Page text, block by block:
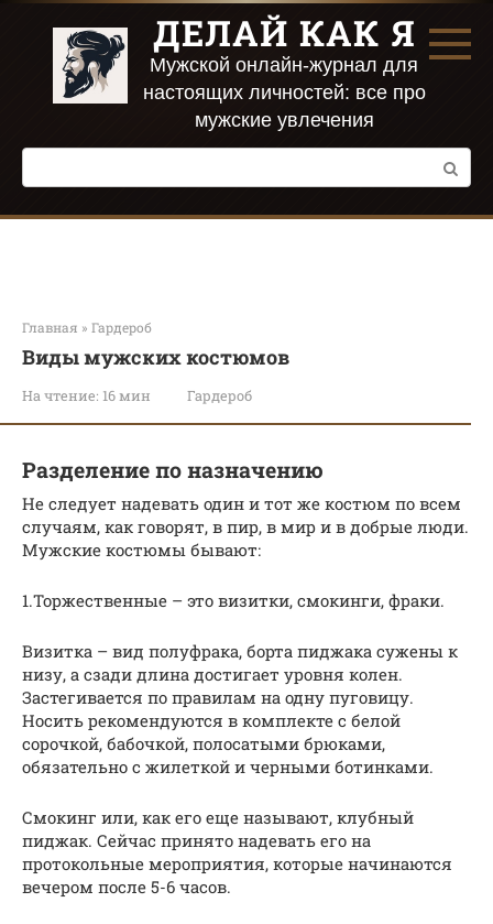
Перейти
контенту
ДЕЛАЙ КАК Я
Мужской онлайн-журнал для
настоящих личностей: все про
мужские увлечения
Поиск:
Главная » Гардероб
Виды мужских костюмов
На чтение: 16 мин Гардероб
Разделение по назначению
Не следует надевать один и тот же костюм по всем
случаям, как говорят, в пир, в мир и в добрые люди.
Мужские костюмы бывают:
1.Торжественные – это визитки, смокинги, фраки.
Визитка – вид полуфрака, борта пиджака сужены к
низу, а сзади длина достигает уровня колен.
Застегивается по правилам на одну пуговицу.
Носить рекомендуются в комплекте с белой
сорочкой, бабочкой, полосатыми брюками,
обязательно с жилеткой и черными ботинками.
Смокинг или, как его еще называют, клубный
пиджак. Сейчас принято надевать его на
протокольные мероприятия, которые начинаются
вечером после 5-6 часов.